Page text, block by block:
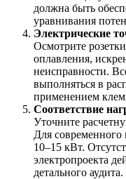
должна быть
уравнивания
Электрические
Осмотрите
оплавления,
неисправности.
выполняться в
применением
Соответствие
Уточните
Для современного
10–15 кВт.
электропроекта
детального аудита.